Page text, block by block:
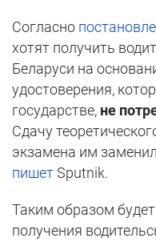
Согласно
хотят получить
Беларуси на
удостоверения,
государстве, не
Сдачу
экзамена им
пишетSputnik.
Таким образом
получения